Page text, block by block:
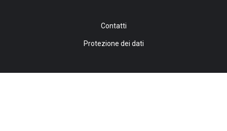
Contatti
Protezione dei dati